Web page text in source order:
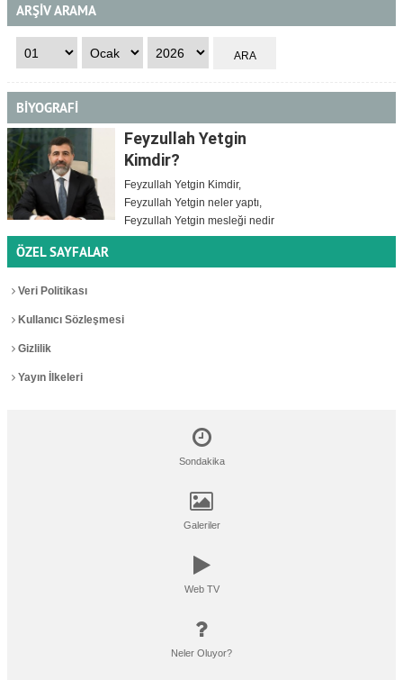
ARŞİV ARAMA
BİYOGRAFİ
Feyzullah Yetgin
Kimdir?
Feyzullah Yetgin Kimdir,
Feyzullah Yetgin neler yaptı,
Feyzullah Yetgin mesleği nedir
ÖZEL SAYFALAR
Veri Politikası
Kullanıcı Sözleşmesi
Gizlilik
Yayın İlkeleri
Sondakika
Galeriler
Web TV
Neler Oluyor?